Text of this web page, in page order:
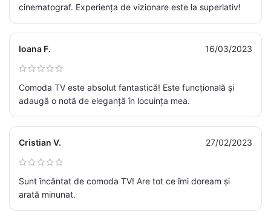
cinematograf. Experiența de vizionare este la superlativ!
Ioana F. 16/03/2023
Comoda TV este absolut fantastică! Este funcțională și
adaugă o notă de eleganță în locuința mea.
Cristian V. 27/02/2023
Sunt încântat de comoda TV! Are tot ce îmi doream și
arată minunat.